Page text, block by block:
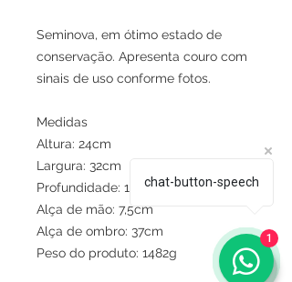
Seminova, em ótimo estado de
conservação. Apresenta couro com
sinais de uso conforme fotos.
Medidas
Altura: 24cm
Largura: 32cm
Profundidade: 16cm
Alça de mão: 7,5cm
Alça de ombro: 37cm
Peso do produto: 1482g
chat-button-speech
1